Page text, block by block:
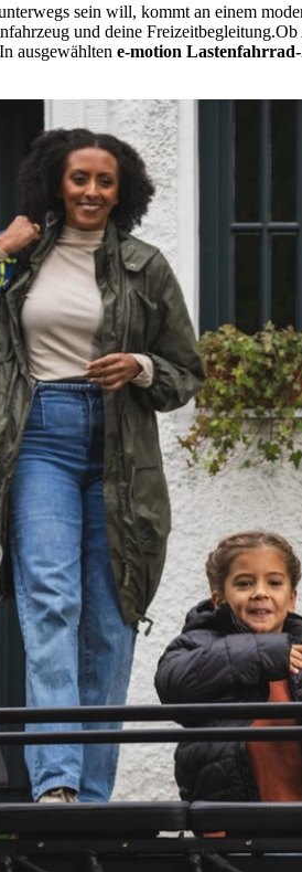
sein will, kommt an einem
und deine Freizeitbegleitung.Ob
ausgewählten e-motion